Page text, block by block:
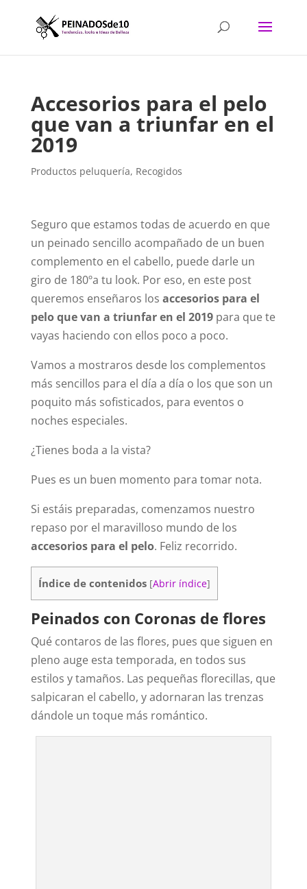
Accesorios para el pelo
que van a triunfar en el
2019
Productos peluquería, Recogidos
Seguro que estamos todas de acuerdo en que
un peinado sencillo acompañado de un buen
complemento en el cabello, puede darle un
giro de 180ºa tu look. Por eso, en este post
queremos enseñaros los accesorios para el
pelo que van a triunfar en el 2019para que te
vayas haciendo con ellos poco a poco.
Vamos a mostraros desde los complementos
más sencillos para el día a día o los que son un
poquito más sofisticados, para eventos o
noches especiales.
¿Tienes boda a la vista?
Pues es un buen momento para tomar nota.
Si estáis preparadas, comenzamos nuestro
repaso por el maravilloso mundo de los
accesorios para el pelo. Feliz recorrido.
Índice de contenidos [Abrir índice]
Peinados con Coronas de flores
Qué contaros de las flores, pues que siguen en
pleno auge esta temporada, en todos sus
estilos y tamaños. Las pequeñas florecillas, que
salpicaran el cabello, y adornaran las trenzas
dándole un toque más romántico.